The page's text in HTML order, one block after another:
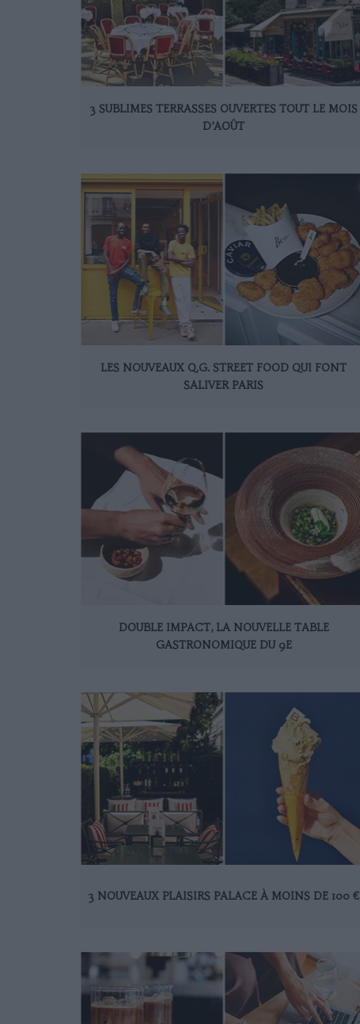
3 SUBLIMES TERRASSES OUVERTES TOUT LE MOIS
D’AOÛT
LES NOUVEAUX Q.G. STREET FOOD QUI FONT
SALIVER PARIS
DOUBLE IMPACT, LA NOUVELLE TABLE
GASTRONOMIQUE DU 9E
3 NOUVEAUX PLAISIRS PALACE À MOINS DE 100 €